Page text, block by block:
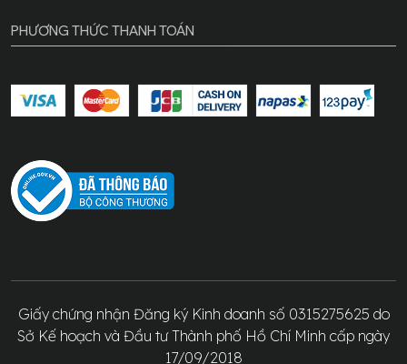
PHƯƠNG THỨC THANH TOÁN
Giấy chứng nhận Đăng ký Kinh doanh số 0315275625 do
Sở Kế hoạch và Đầu tư Thành phố Hồ Chí Minh cấp ngày
17/09/2018